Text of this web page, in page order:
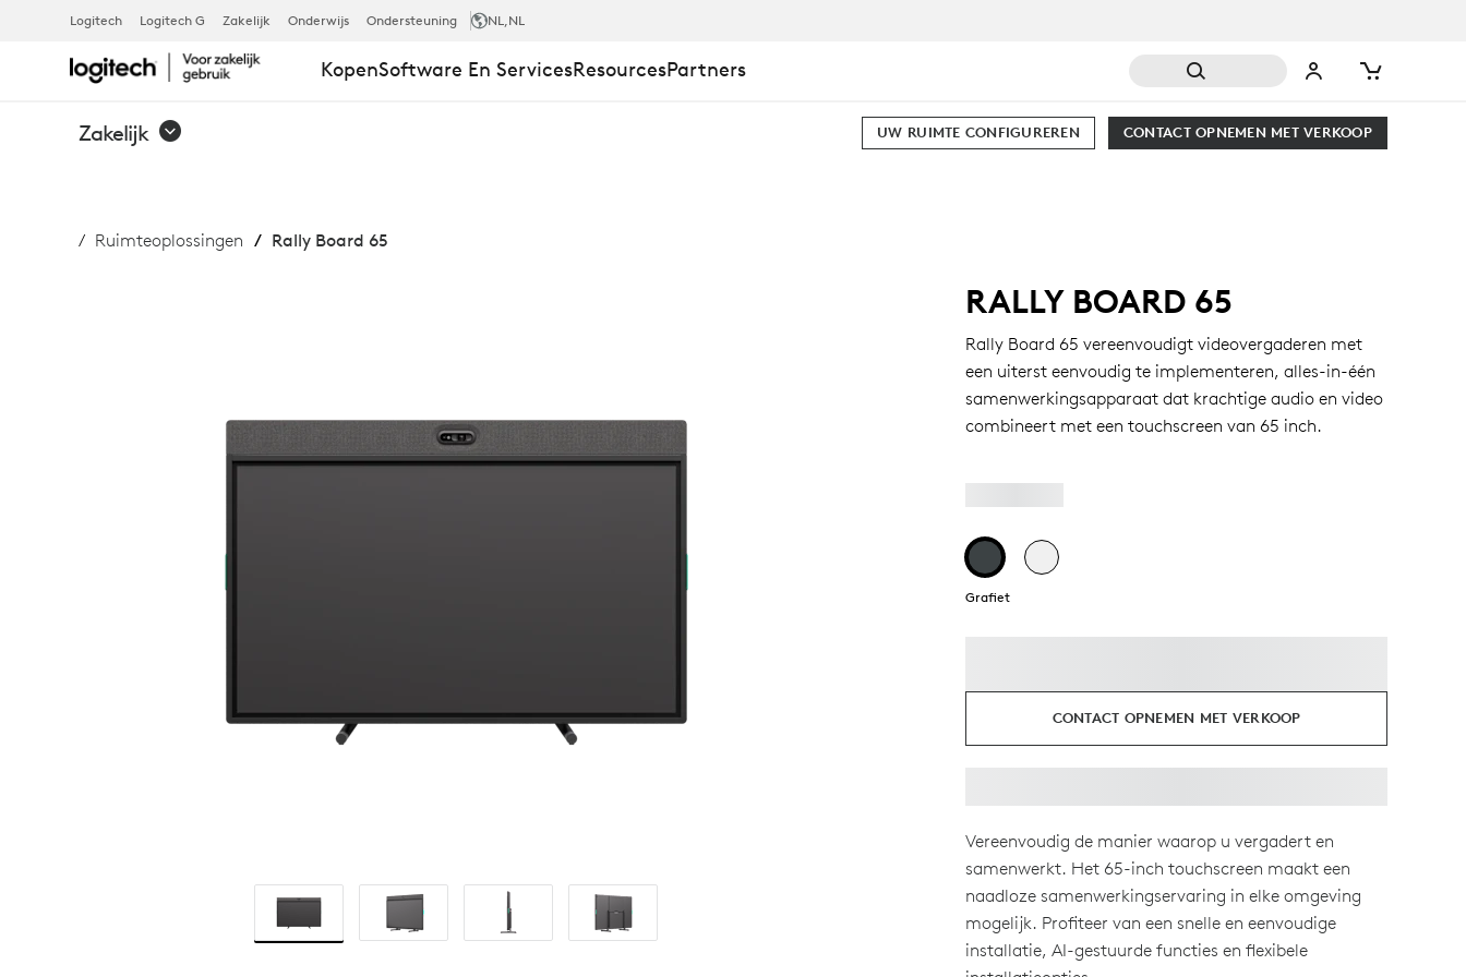
RALLY
BOARD
65:
APPARAAT
VOOR
Logitech Logitech G Zakelijk Onderwijs Ondersteuning NL,NL
KopenSoftware En ServicesResourcesPartners
Zakelijk CONTACT OPNEMEN MET VERKOOP
UW RUIMTE CONFIGUREREN
Ruimteoplossingen Rally Board 65
RALLY BOARD 65
Rally Board 65 vereenvoudigt videovergaderen met
een uiterst eenvoudig te implementeren, alles-in-één
samenwerkingsapparaat dat krachtige audio en video
combineert met een touchscreen van 65 inch.
Grafiet
CONTACT OPNEMEN MET VERKOOP
Vereenvoudig de manier waarop u vergadert en
samenwerkt. Het 65-inch touchscreen maakt een
naadloze samenwerkingservaring in elke omgeving
mogelijk. Profiteer van een snelle en eenvoudige
installatie, AI-gestuurde functies en flexibele